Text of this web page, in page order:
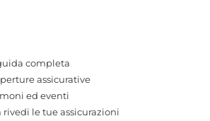
completa
assicurative
ed eventi
le tue assicurazioni